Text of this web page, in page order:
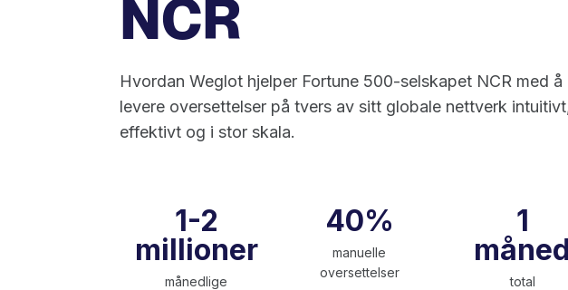
NCR
Hvordan Weglot hjelper Fortune 500-selskapet NCR med å
levere oversettelser på tvers av sitt globale nettverk
effektivt og i stor skala.
1-2
millioner
månedlige
40%
manuelle
oversettelser
1
måned
total